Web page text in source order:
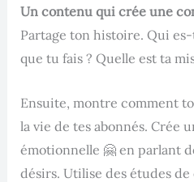
Un contenu qui crée une
Partage ton histoire. Qui
que tu fais ? Quelle est ta
Ensuite, montre comment
la vie de tes abonnés. Crée
émotionnelle 🤗 en parlant
désirs. Utilise des études de